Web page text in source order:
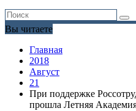
Вы читаете
Главная
2018
Август
21
При поддержке
прошла Летняя